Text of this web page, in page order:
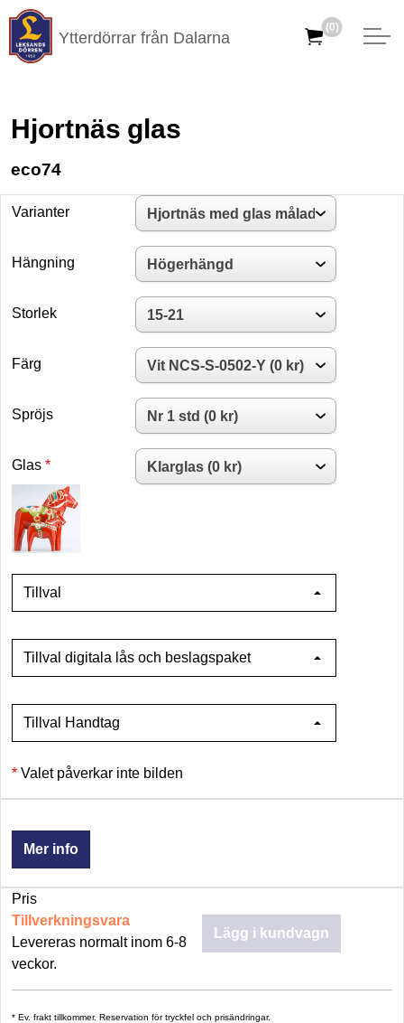
Ytterdörrar från Dalarna
(0)
Hjortnäs glas
eco74
Varianter
Hängning
Storlek
Färg
Spröjs
Glas
Tillval
Tillval digitala lås och beslagspaket
Tillval Handtag
Valet påverkar inte bilden
Mer info
Pris
Tillverkningsvara
Levereras normalt inom 6-8
veckor.
Lägg i kundvagn
* Ev. frakt tillkommer. Reservation för tryckfel och prisändringar.